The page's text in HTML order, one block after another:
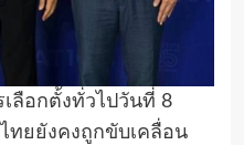
ลือกตั้งทั่วไปวันที่ 8
ทยยังคงถูกขับเคลื่อน